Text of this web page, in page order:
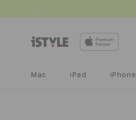
Přejít k
obsahu
Mac iPad iPhone